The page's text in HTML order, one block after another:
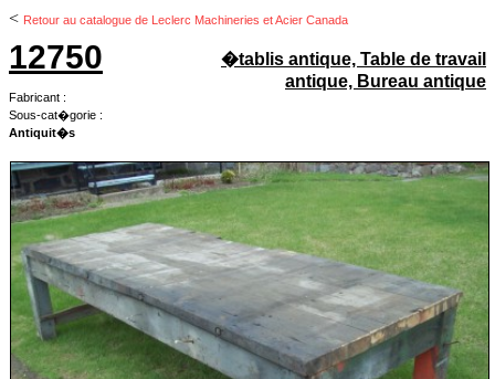
< Retour au catalogue de Leclerc Machineries et Acier Canada
12750
Fabricant :
Sous-cat�gorie :
Antiquit�s
�tablis antique, Table de travail
antique, Bureau antique